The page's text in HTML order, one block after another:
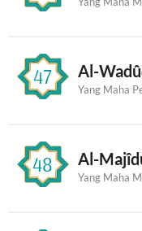
47 Al-
Yang Maha
48 Al-
Yang Maha